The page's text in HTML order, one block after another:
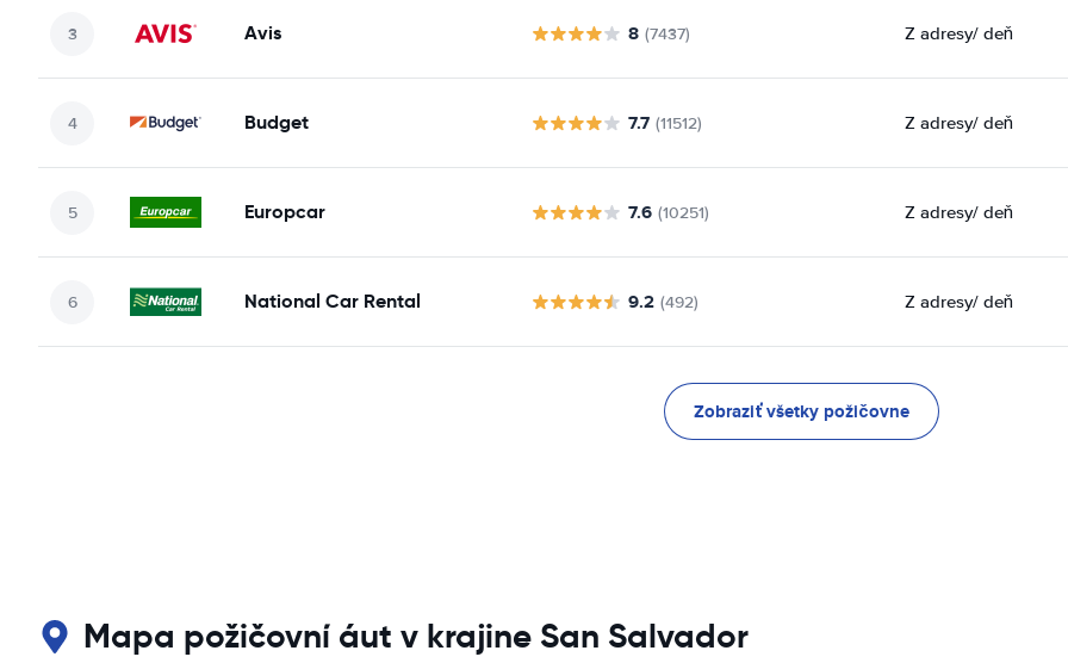
Avis 8 (7437) Z adresy/ deň
Budget 7.7 (11512) Z adresy/ deň
Europcar 7.6 (10251) Z adresy/ deň
National Car Rental 9.2 (492) Z adresy/ deň
Zobraziť všetky požičovne
Mapa požičovní áut v krajine San Salvador